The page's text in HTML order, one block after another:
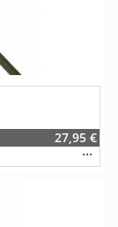
27,95 €